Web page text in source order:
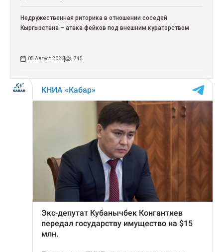
Недружественная риторика в отношении соседей
Кыргызстана – атака фейков под внешним кураторством
05 Август 2026 745